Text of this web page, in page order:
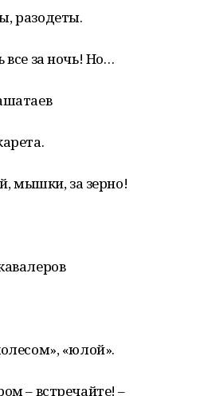
разодеты.
за ночь! Но…
мышки, за зерно!
«юлой».
– встречайте! –